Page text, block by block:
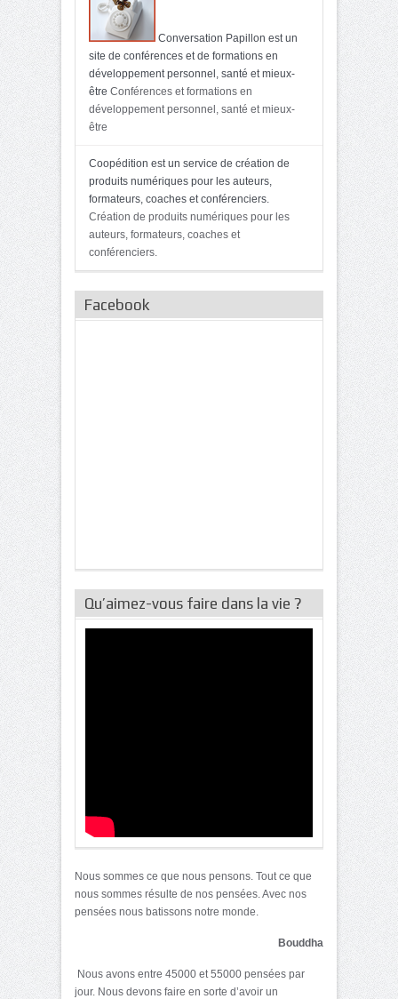
Conversation Papillon est un
site de conférences et de formations en
développement personnel, santé et mieux-
être Conférences et formations en
développement personnel, santé et mieux-
être
Coopédition est un service de création de
produits numériques pour les auteurs,
formateurs, coaches et conférenciers.
Création de produits numériques pour les
auteurs, formateurs, coaches et
conférenciers.
Facebook
Qu’aimez-vous faire dans la vie ?
Nous sommes ce que nous pensons. Tout ce que
nous sommes résulte de nos pensées. Avec nos
pensées nous batissons notre monde.
Bouddha
Nous avons entre 45000 et 55000 pensées par
jour. Nous devons faire en sorte d’avoir un